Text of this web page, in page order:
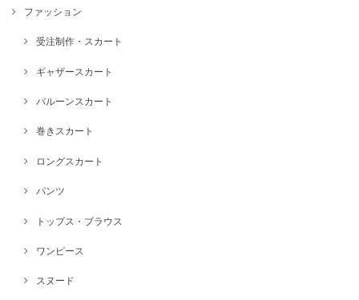
ファッション
受注制作・スカート
ギャザースカート
バルーンスカート
巻きスカート
ロングスカート
パンツ
トップス・ブラウス
ワンピース
スヌード